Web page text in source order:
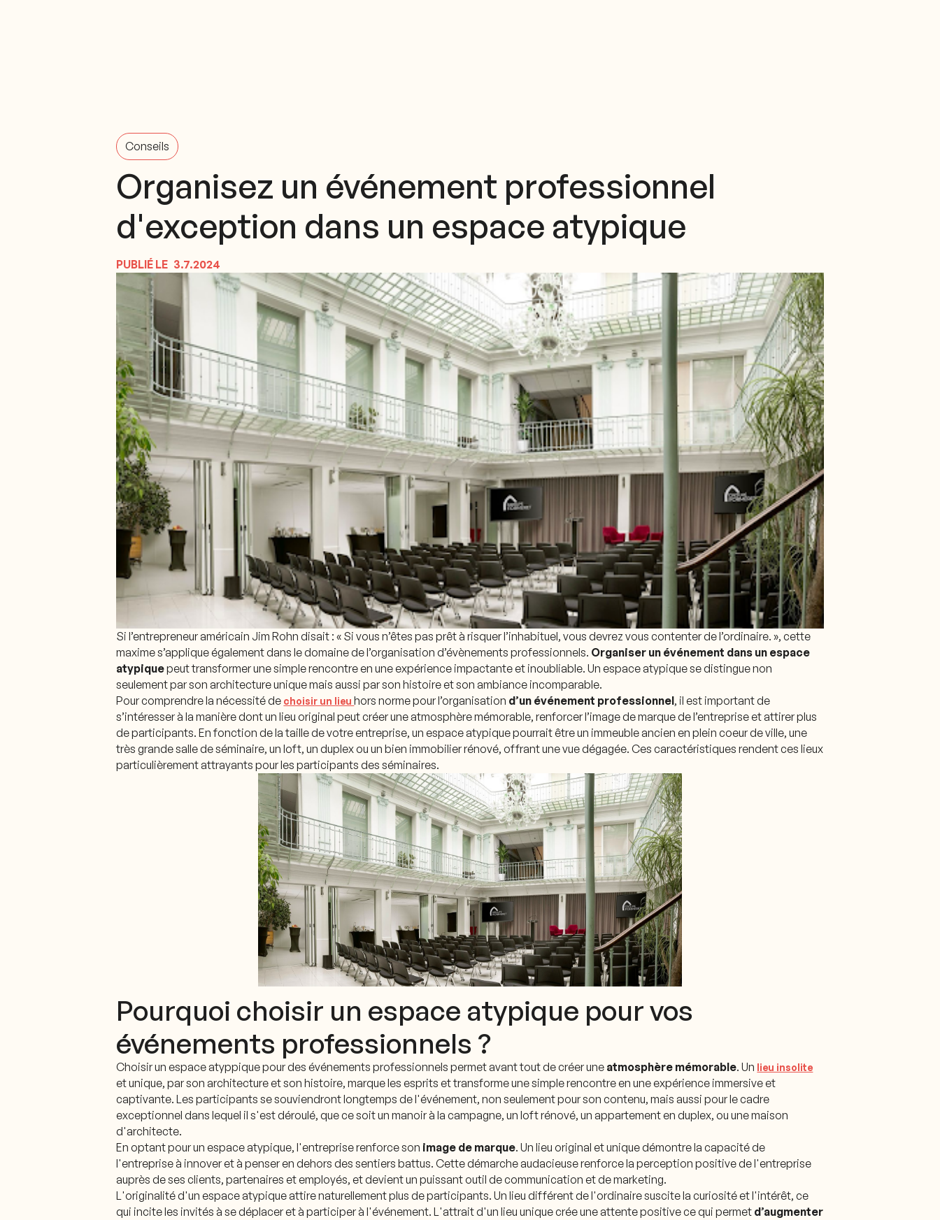
Conseils
Organisez un événement professionnel
d'exception dans un espace atypique
PUBLIÉ LE 3.7.2024
Si l’entrepreneur américain Jim Rohn disait : « Si vous n’êtes pas prêt à risquer l’inhabituel, vous devrez vous contenter de l’ordinaire. », cette
maxime s’applique également dans le domaine de l’organisation d’évènements professionnels. Organiser un événement dans un espace
atypiquepeut transformer une simple rencontre en une expérience impactante et inoubliable. Un espace atypique se distingue non
seulement par son architecture unique mais aussi par son histoire et son ambiance incomparable.
Pour comprendre la nécessité de choisir un lieu hors norme pour l’organisation d’un événement professionnel, il est important de
s’intéresser à la manière dont un lieu original peut créer une atmosphère mémorable, renforcer l’image de marque de l’entreprise et attirer plus
de participants. En fonction de la taille de votre entreprise, un espace atypique pourrait être un immeuble ancien en plein coeur de ville, une
très grande salle de séminaire, un loft, un duplex ou un bien immobilier rénové, offrant une vue dégagée. Ces caractéristiques rendent ces lieux
particulièrement attrayants pour les participants des séminaires.
Pourquoi choisir un espace atypique pour vos
événements professionnels ?
Choisir un espace atyppique pour des événements professionnels permet avant tout de créer une atmosphère mémorable. Un lieu insolite
et unique, par son architecture et son histoire, marque les esprits et transforme une simple rencontre en une expérience immersive et
captivante. Les participants se souviendront longtemps de l'événement, non seulement pour son contenu, mais aussi pour le cadre
exceptionnel dans lequel il s'est déroulé, que ce soit un manoir à la campagne, un loft rénové, un appartement en duplex, ou une maison
d'architecte.
En optant pour un espace atypique, l'entreprise renforce son image de marque. Un lieu original et unique démontre la capacité de
l'entreprise à innover et à penser en dehors des sentiers battus. Cette démarche audacieuse renforce la perception positive de l'entreprise
auprès de ses clients, partenaires et employés, et devient un puissant outil de communication et de marketing.
L'originalité d'un espace atypique attire naturellement plus de participants. Un lieu différent de l'ordinaire suscite la curiosité et l'intérêt, ce
qui incite les invités à se déplacer et à participer à l'événement. L'attrait d'un lieu unique crée une attente positive ce qui permet d’augmenter